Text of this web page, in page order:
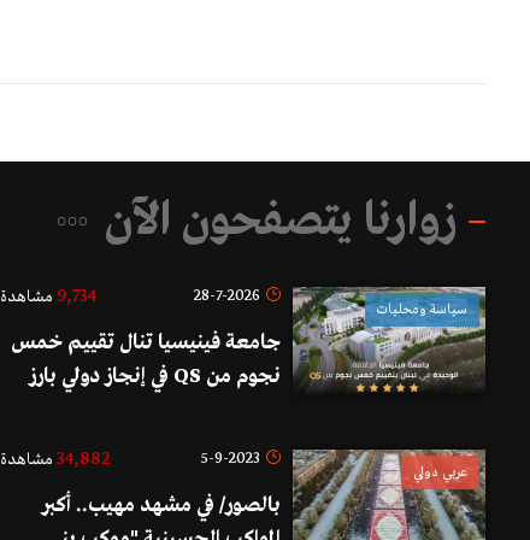
زوارنا يتصفحون الآن
سياسة ومحليات
28-7-2026
9,734 مشاهدة
جامعة فينيسيا تنال تقييم خمس
نجوم من QS في إنجاز دولي بارز
عربي دولي
5-9-2023
34,882 مشاهدة
بالصور/ في مشهد مهيب.. أكبر